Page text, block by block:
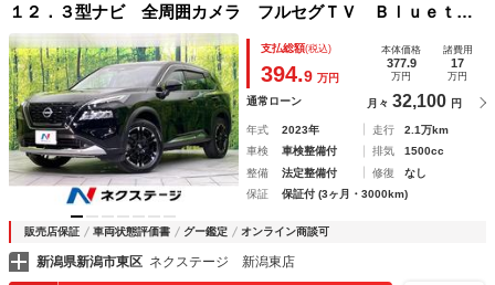
１２．３型ナビ 全周囲カメラ フルセグＴＶ Ｂｌｕｅｔｏ
ｏｔｈ接続 衝突軽減装置 プロパイロット ＬＥＤヘッドラ
イト シーケンシャルターンランプ オートエアコン パワー
バックドア
支払総額(税込)
394.9 万円
本体価格
377.9
万円
諸費用
17
万円
通常ローン 月々 32,100 円
年式 2023年 走行
2.1万km
車検
車検整備付 排気
1500cc
整備
法定整備付 修復
なし
保証
保証付 (3ヶ月・3000km)
販売店保証 車両状態評価書 グー鑑定 オンライン商談可
新潟県新潟市東区 ネクステージ 新潟東店